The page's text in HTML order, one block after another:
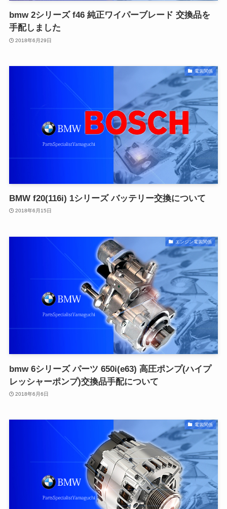
bmw 2シリーズ f46 純正ワイパーブレード 交換品を
手配しました
2018年6月29日
電装関係
BMW f20(116i) 1シリーズ バッテリー交換について
2018年6月15日
エンジン電装関係
bmw 6シリーズ パーツ 650i(e63) 高圧ポンプ(ハイプ
レッシャーポンプ)交換品手配について
2018年6月6日
電装関係